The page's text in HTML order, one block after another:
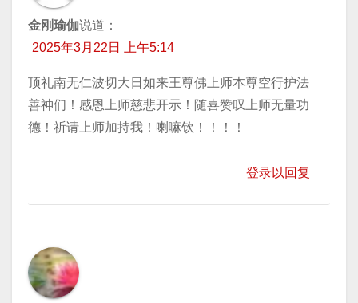
金刚瑜伽说道：
2025年3月22日 上午5:14
顶礼南无仁波切大日如来王尊佛上师本尊空行护法
善神们！感恩上师慈悲开示！随喜赞叹上师无量功
德！祈请上师加持我！喇嘛钦！！！！
登录以回复